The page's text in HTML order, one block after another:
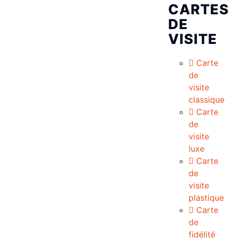
CARTES
DE
VISITE
Carte
de
visite
classique
Carte
de
visite
luxe
Carte
de
visite
plastique
Carte
de
fidélité